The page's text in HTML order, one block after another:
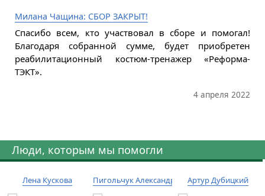
Милана Чащина: СБОР ЗАКРЫТ!
Спасибо всем, кто участвовал в сборе и помогал!
Благодаря собранной сумме, будет приобретен
реабилитационный костюм-тренажер «Реформа-
ТЭКТ».
4 апреля 2022
Люди, которым мы помогли
Лена Кускова Пигольчук Александр Артур Дубицкий